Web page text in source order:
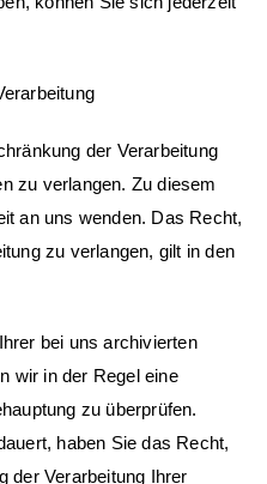
der Verarbeitung
zu verlangen. Zu diesem
an uns wenden. Das Recht,
zu verlangen, gilt in den
bei uns archivierten
wir in der Regel eine
zu überprüfen.
haben Sie das Recht,
der Verarbeitung Ihrer